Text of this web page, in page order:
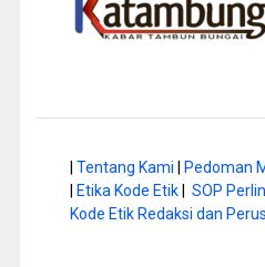
Tentang Kami Pedoman
Etika Kode Etik| SOP
Kode Etik Redaksi dan